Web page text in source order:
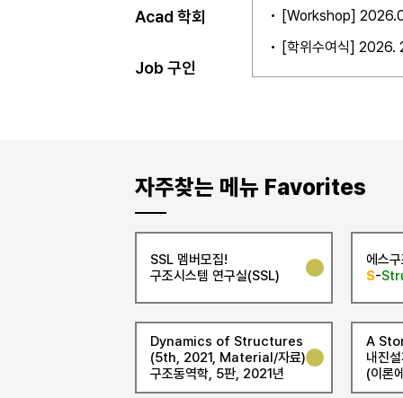
Acad 학회
Job 구인
[Workshop]
[학위수여식] 2026.
자주찾는 메뉴 Favorites
SSL 멤버모집!
구조시스템 연구실(SSL)
에스
S-
Dynamics of Structures
(5th, 2021, Material/자료)
구조동역학, 5판, 2021년
A
내진
(이론